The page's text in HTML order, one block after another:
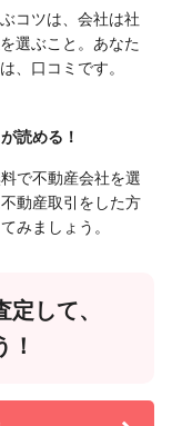
コツは、会社は社
選ぶこと。あなた
、口コミです。
読める！
で不動産会社を選
動産取引をした方
みましょう。
して、